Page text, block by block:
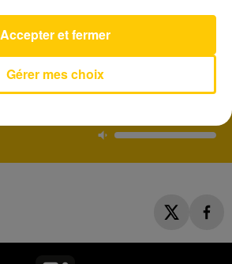
Stand By My Woman
LENNY KRAVITZ
AVEYRON NORD
Gérer mes choix
Accepter et fermer